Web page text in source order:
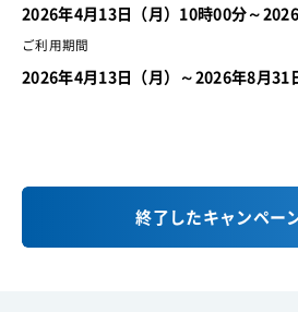
2026年4月13日（月）10時00分～2026
ご利用期間
2026年4月13日（月）～2026年8月31
終了したキャンペー